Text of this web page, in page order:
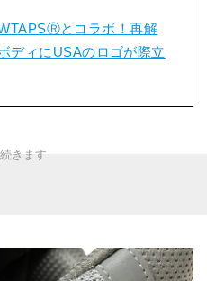
とコラボ！再解
ディにUSAのロゴが際立